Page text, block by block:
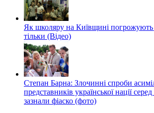
Як школяру на Київщині погрожують
тільки (Відео)
Степан Барна: Злочинні спроби
представників української нації
зазнали фіаско (фото)